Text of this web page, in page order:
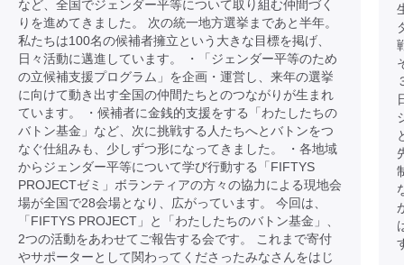
など、全国でジェンダー平等について取り組む仲間づく
りを進めてきました。 次の統一地方選挙まであと半年。
私たちは100名の候補者擁立という大きな目標を掲げ、
日々活動に邁進しています。 ・「ジェンダー平等のため
の立候補支援プログラム」を企画・運営し、来年の選挙
に向けて動き出す全国の仲間たちとのつながりが生まれ
ています。 ・候補者に金銭的支援をする「わたしたちの
バトン基金」など、次に挑戦する人たちへとバトンをつ
なぐ仕組みも、少しずつ形になってきました。 ・各地域
からジェンダー平等について学び行動する「FIFTYS
PROJECTゼミ」ボランティアの方々の協力による現地会
場が全国で28会場となり、広がっています。 今回は、
「FIFTYS PROJECT」と「わたしたちのバトン基金」、
2つの活動をあわせてご報告する会です。 これまで寄付
やサポーターとして関わってくださったみなさんをはじ